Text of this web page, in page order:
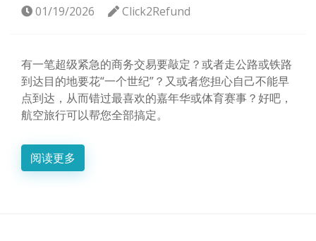
01/19/2026 Click2Refund
有一笔超级紧急的商务交易要敲定？或者走公路或铁路
到达目的地要花“一个世纪”？又或者您担心自己不能早
点到达，从而错过最喜欢的嘉年华或体育赛事？好吧，
航空旅行可以帮您全部搞定。
阅读更多